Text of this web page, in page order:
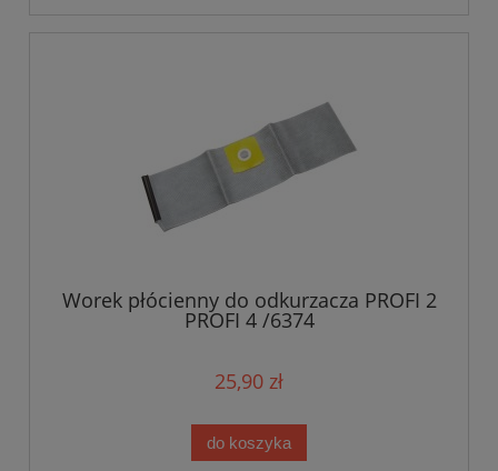
Worek płócienny do odkurzacza PROFI 2
PROFI 4 /6374
25,90 zł
do koszyka